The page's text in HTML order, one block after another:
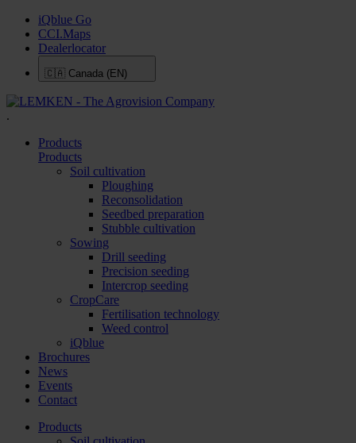
iQblue Go
CCI.Maps
Dealerlocator
🇨🇦 Canada (EN)
.
Products
Products
Soil cultivation
Ploughing
Reconsolidation
Seedbed preparation
Stubble cultivation
Sowing
Drill seeding
Precision seeding
Intercrop seeding
CropCare
Fertilisation technology
Weed control
iQblue
Brochures
News
Events
Contact
Products